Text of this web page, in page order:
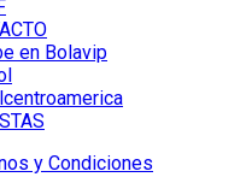
en Bolavip
y Condiciones